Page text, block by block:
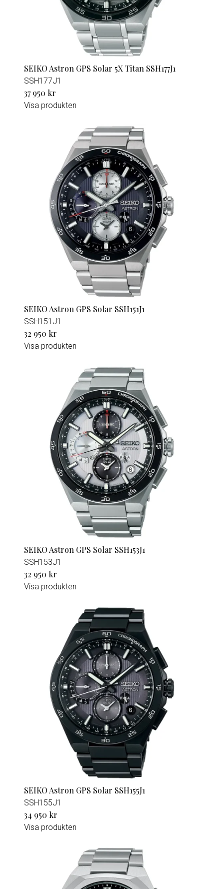
SEIKO Astron GPS Solar 5X Titan SSH177J1
SSH177J1
37 950 kr
Visa produkten
SEIKO Astron GPS Solar SSH151J1
SSH151J1
32 950 kr
Visa produkten
SEIKO Astron GPS Solar SSH153J1
SSH153J1
32 950 kr
Visa produkten
SEIKO Astron GPS Solar SSH155J1
SSH155J1
34 950 kr
Visa produkten